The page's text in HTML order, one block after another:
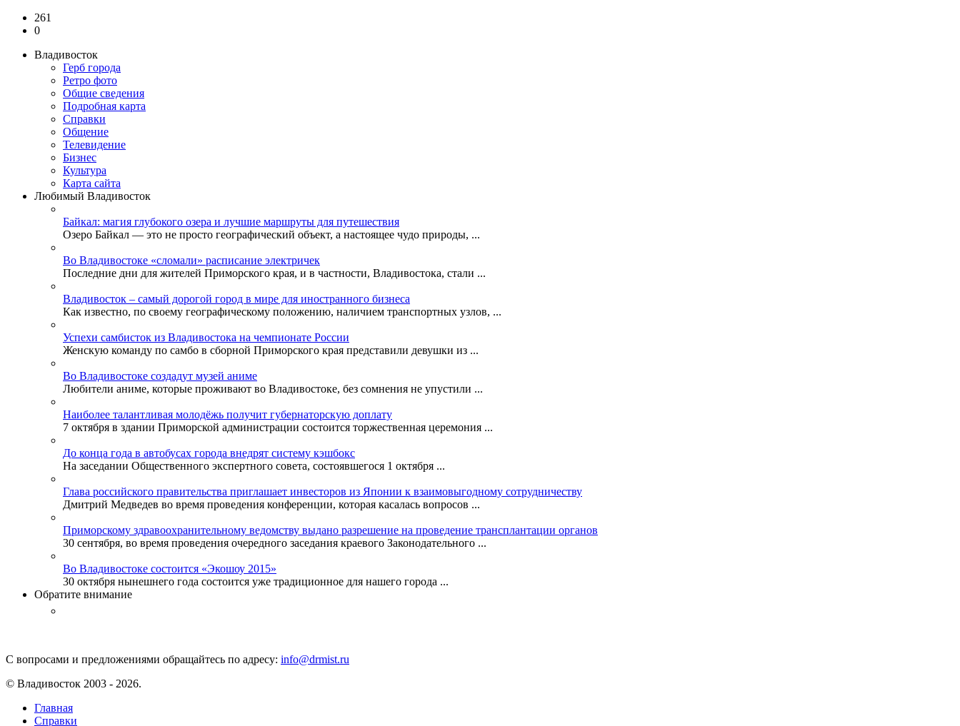
261
0
Владивосток
Герб города
Ретро фото
Общие сведения
Подробная карта
Справки
Общение
Телевидение
Бизнеc
Культура
Карта сайта
Любимый Владивосток
Байкал: магия глубокого озера и лучшие маршруты для путешествия
Озеро Байкал — это не просто географический объект, а настоящее чудо природы, ...
Во Владивостоке «сломали» расписание электричек
Последние дни для жителей Приморского края, и в частности, Владивостока, стали ...
Владивосток – самый дорогой город в мире для иностранного бизнеса
Как известно, по своему географическому положению, наличием транспортных узлов, ...
Успехи самбисток из Владивостока на чемпионате России
Женскую команду по самбо в сборной Приморского края представили девушки из ...
Во Владивостоке создадут музей аниме
Любители аниме, которые проживают во Владивостоке, без сомнения не упустили ...
Наиболее талантливая молодёжь получит губернаторскую доплату
7 октября в здании Приморской администрации состоится торжественная церемония ...
До конца года в автобусах города внедрят систему кэшбокс
На заседании Общественного экспертного совета, состоявшегося 1 октября ...
Глава российского правительства приглашает инвесторов из Японии к взаимовыгодному сотрудничеству
Дмитрий Медведев во время проведения конференции, которая касалась вопросов ...
Приморскому здравоохранительному ведомству выдано разрешение на проведение трансплантации органов
30 сентября, во время проведения очередного заседания краевого Законодательного ...
Во Владивостоке состоится «Экошоу 2015»
30 октября нынешнего года состоится уже традиционное для нашего города ...
Обратите внимание
С вопросами и предложениями обращайтесь по адресу: info@drmist.ru
© Владивосток 2003 - 2026.
Главная
Справки